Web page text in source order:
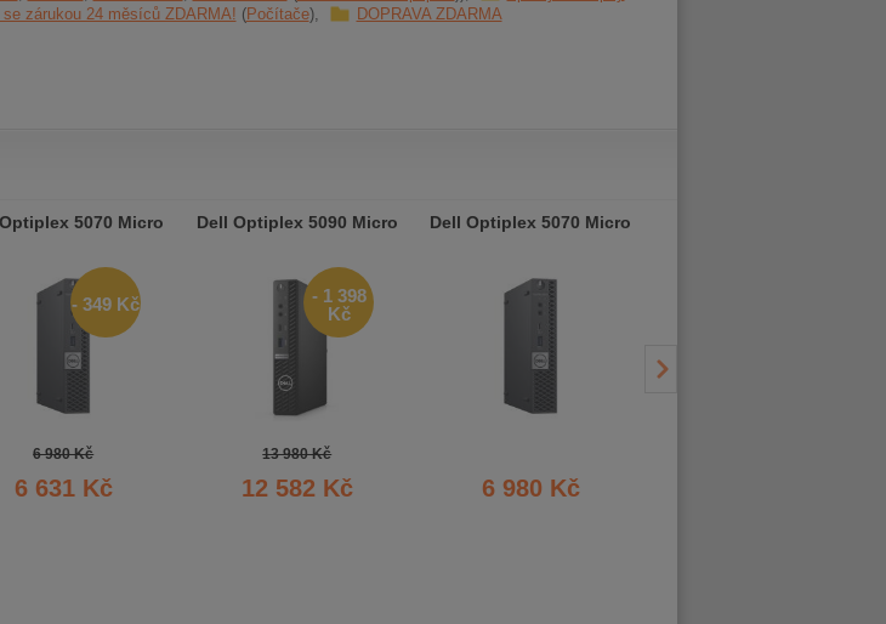
zárukou 24 měsíců ZDARMA! Počítače DOPRAVA ZDARMA
5070 Micro
- 349 Kč
6 980 Kč
6 631 Kč
Dell Optiplex 5090 Micro
- 1 398
Kč
13 980 Kč
12 582 Kč
Dell Optiplex 5070 Micro
6 980 Kč